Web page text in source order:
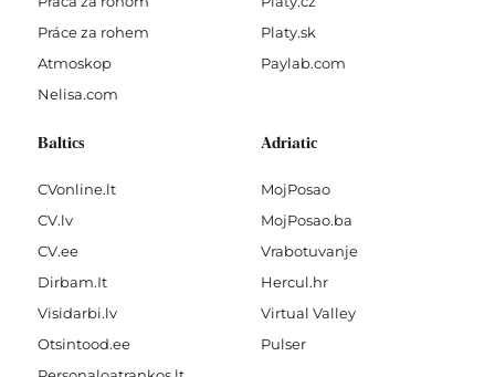
Práce za rohem
Atmoskop
Nelisa.com
Platy.sk
Paylab.com
Baltics
CVonline.lt
CV.lv
CV.ee
Dirbam.It
Visidarbi.lv
Otsintood.ee
Adriatic
MojPosao
MojPosao.ba
Vrabotuvanje
Hercul.hr
Virtual Valley
Pulser